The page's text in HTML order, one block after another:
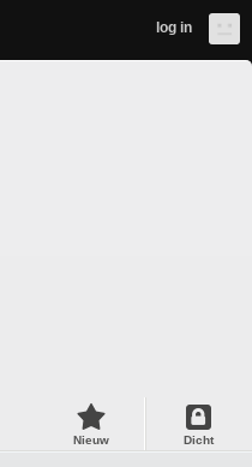
log in
Nieuw Dicht